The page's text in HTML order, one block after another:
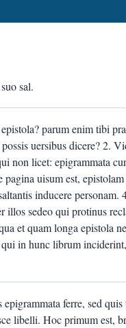
sal.
parum enim tibi
uersibus dicere? 2.
non licet: epigrammata
pagina uisum est,
inducere personam.
illos sedeo qui protinus
et quam longa epistola
in hunc librum
epigrammata ferre, sed
libelli. Hoc primum est,